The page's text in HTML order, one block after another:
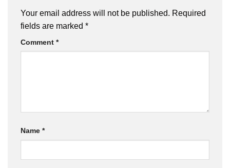
Your email address will not be published. Required
fields are marked *
Comment *
Name *